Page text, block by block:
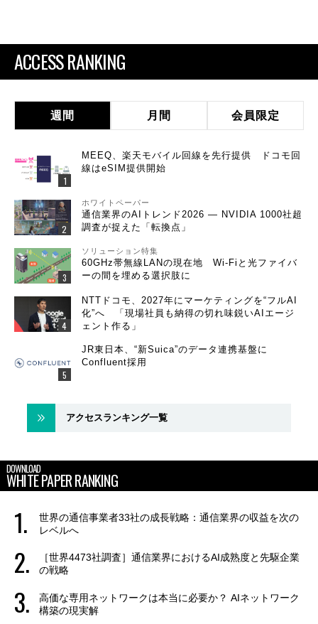
ACCESS RANKING
週間 月間 会員限定
MEEQ、楽天モバイル回線を先行提供 ドコモ回
線はeSIM提供開始
ホワイトペーパー
通信業界のAIトレンド2026 ― NVIDIA 1000社超
調査が捉えた「転換点」
ソリューション特集
60GHz帯無線LANの現在地 Wi-Fiと光ファイバ
ーの間を埋める選択肢に
NTTドコモ、2027年にマーケティングを“フルAI
化”へ 「現場社員も納得の切れ味鋭いAIエージ
ェント作る」
JR東日本、“新Suica”のデータ連携基盤に
Confluent採用
アクセスランキング一覧
DOWNLOAD
WHITE PAPER RANKING
世界の通信事業者33社の成長戦略：通信業界の収益を次の
レベルへ
［世界4473社調査］通信業界におけるAI成熟度と先駆企業
の戦略
高価な専用ネットワークは本当に必要か？ AIネットワーク
構築の現実解